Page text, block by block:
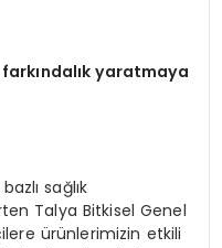
ndalık yaratmaya
sağlık
Talya Bitkisel Genel
ürünlerimizin etkili